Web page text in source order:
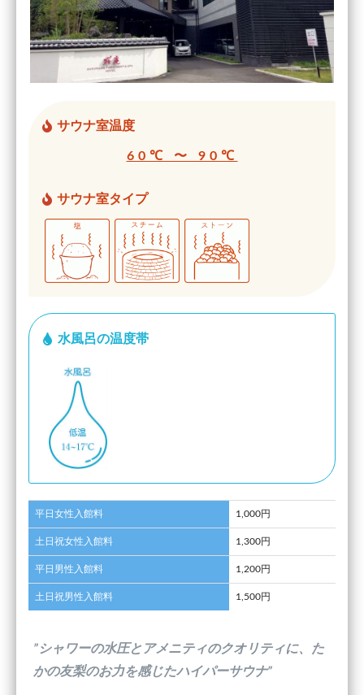
サウナ室温度
60℃ 〜 90℃
サウナ室タイプ
水風呂の温度帯
平日女性入館料 1,000円
土日祝女性入館料 1,300円
平日男性入館料 1,200円
土日祝男性入館料 1,500円
”シャワーの水圧とアメニティのクオリティに、た
かの友梨のお力を感じたハイパーサウナ”